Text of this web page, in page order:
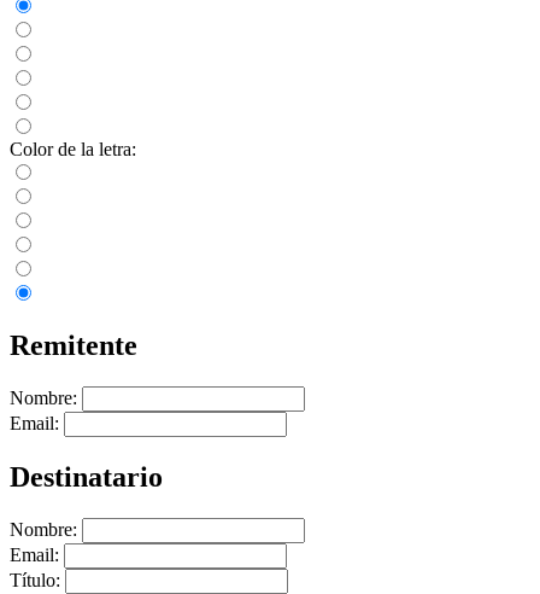
Color de la letra:
Remitente
Nombre:
Email:
Destinatario
Nombre:
Email:
Título: